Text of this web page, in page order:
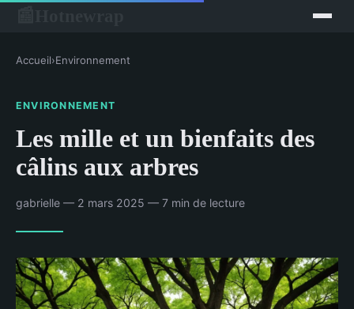
Accueil›Environnement
ENVIRONNEMENT
Les mille et un bienfaits des
câlins aux arbres
gabrielle — 2 mars 2025 — 7 min de lecture